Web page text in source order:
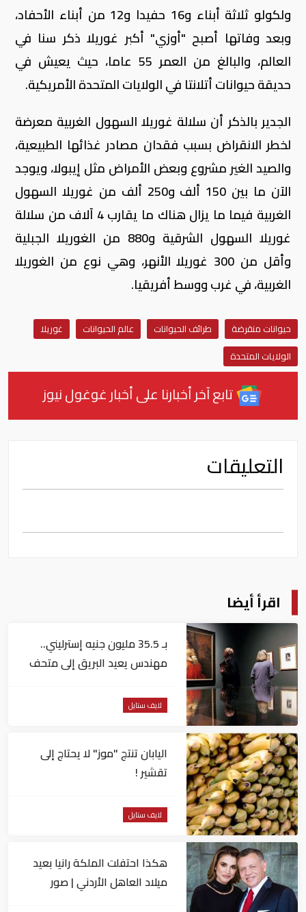
ولكولو ثلاثة أبناء و16 حفيدا و12 من أبناء الأحفاد،
وبعد وفاتها أصبح "أوزي" أكبر غوريلا ذكر سنا في
العالم، والبالغ من العمر 55 عاما، حيث يعيش في
حديقة حيوانات أتلانتا في الولايات المتحدة الأمريكية.
الجدير بالذكر أن سلالة غوريلا السهول الغربية معرضة
لخطر الانقراض بسبب فقدان مصادر غذائها الطبيعية،
والصيد الغير مشروع وبعض الأمراض مثل إيبولا، ويوجد
الآن ما بين 150 ألف و250 ألف من غوريلا السهول
الغربية فيما ما يزال هناك ما يقارب 4 آلاف من سلالة
غوريلا السهول الشرقية و880 من الغوريلا الجبلية
وأقل من 300 غوريلا الأنهر، وهي نوع من الغوريلا
الغربية، في غرب ووسط أفريقيا.
حيوانات منقرضة طرائف الحيوانات عالم الحيوانات
غوريلا
الولايات المتحدة
تابع آخر أخبارنا على أخبار غوغول نيوز
التعليقات
اقرأ أيضا
بـ 35.5 مليون جنيه إسترليني..
مهندس يعيد البريق إلى متحف
لايف ستايل
اليابان تنتج "موز" لا يحتاج إلى
تقشير !
لايف ستايل
هكذا احتفلت الملكة رانيا بعيد
ميلاد العاهل الأردني | صور